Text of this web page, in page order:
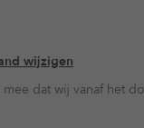
wijzigen
dat wij vanaf het